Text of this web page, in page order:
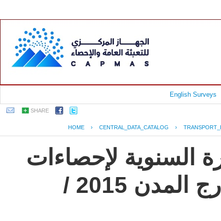
English Surveys
SHARE
HOME › CENTRAL_DATA_CATALOG ›
السنوية لإحصاءات
النقل العام للركاب داخل وخارج المدن 2015 /